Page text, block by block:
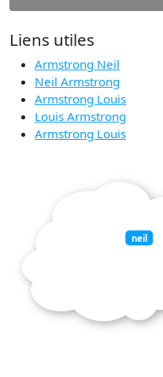
Liens utiles
Armstrong Neil
Neil Armstrong
Armstrong Louis
Louis Armstrong
Armstrong Louis
neil